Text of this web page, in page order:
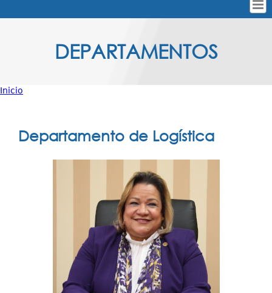
Nuestra Facultad
Investigación
DEPARTAMENTOS
está
Inicio
Departamento de Logística